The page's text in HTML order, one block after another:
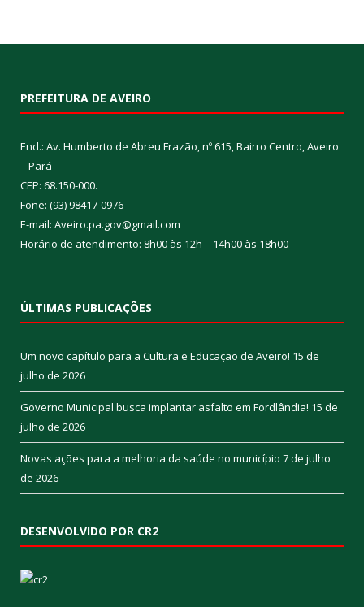
PREFEITURA DE AVEIRO
End.: Av. Humberto de Abreu Frazão, nº 615, Bairro Centro, Aveiro
– Pará
CEP: 68.150-000.
Fone: (93) 98417-0976
E-mail: Aveiro.pa.gov@gmail.com
Horário de atendimento: 8h00 às 12h – 14h00 às 18h00
ÚLTIMAS PUBLICAÇÕES
Um novo capítulo para a Cultura e Educação de Aveiro! 15 de
julho de 2026
Governo Municipal busca implantar asfalto em Fordlândia! 15 de
julho de 2026
Novas ações para a melhoria da saúde no município 7 de julho
de 2026
DESENVOLVIDO POR CR2